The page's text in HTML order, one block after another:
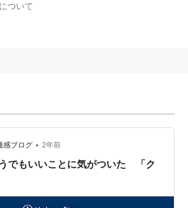
ついて
感ブログ • 2年前
でもいいことに気がついた 「ク